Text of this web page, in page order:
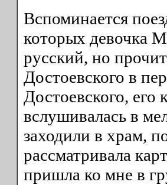
Вспоминается
которых девочка
русский, но
Достоевского в
Достоевского, его
вслушивалась в
заходили в храм,
рассматривала
пришла ко мне в